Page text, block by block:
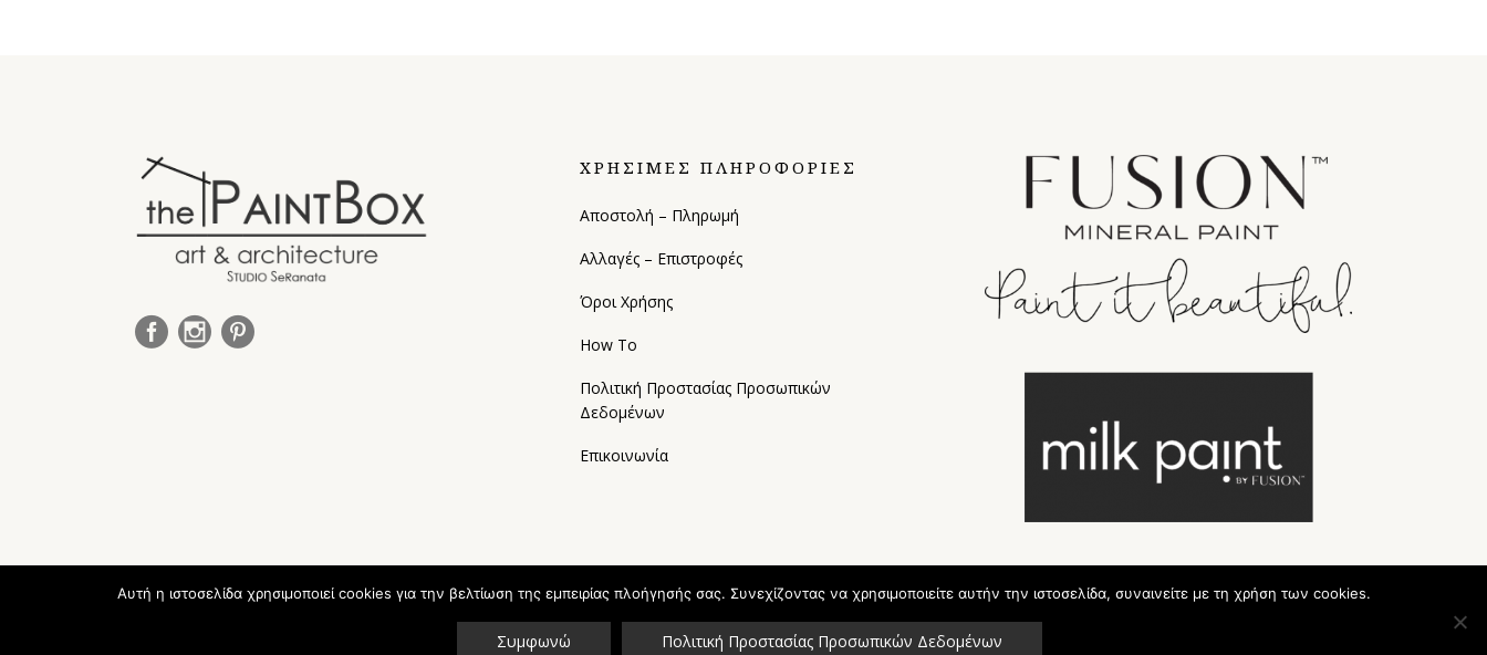
ΧΡΗΣΙΜΕΣ ΠΛΗΡΟΦΟΡΙΕΣ
Αποστολή – Πληρωμή
Αλλαγές – Επιστροφές
Όροι Χρήσης
How To
Πολιτική Προστασίας Προσωπικών
Δεδομένων
Επικοινωνία
Αυτή η ιστοσελίδα χρησιμοποιεί cookies για την βελτίωση της εμπειρίας πλοήγησής σας. Συνεχίζοντας να χρησιμοποιείτε αυτήν την ιστοσελίδα, συναινείτε με τη χρήση των cookies.
Συμφωνώ Πολιτική Προστασίας Προσωπικών Δεδομένων